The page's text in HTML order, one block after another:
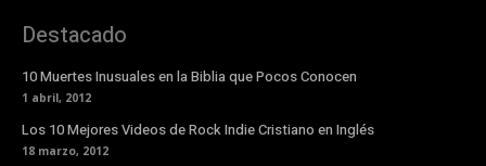
Destacado
10 Muertes Inusuales en la Biblia que Pocos Conocen
1 abril, 2012
Los 10 Mejores Videos de Rock Indie Cristiano en Inglés
18 marzo, 2012